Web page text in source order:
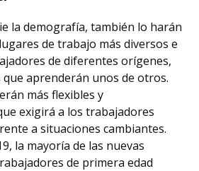
la demografía, también lo harán
de trabajo más diversos e
de diferentes orígenes,
que aprenderán unos de otros.
más flexibles y
exigirá a los trabajadores
a situaciones cambiantes.
la mayoría de las nuevas
de primera edad